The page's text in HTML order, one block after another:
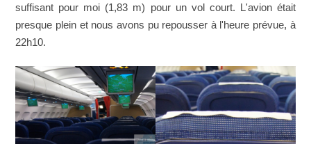
suffisant pour moi (1,83 m) pour un vol court. L'avion était
presque plein et nous avons pu repousser à l'heure prévue, à
22h10.